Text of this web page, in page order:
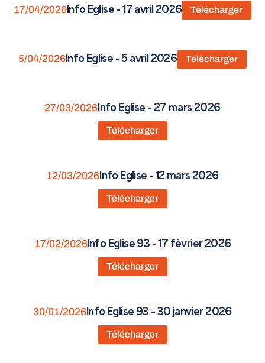
17/04/2026Info Eglise - 17 avril 2026 Télécharger
5/04/2026Info Eglise - 5 avril 2026 Télécharger
27/03/2026 Info Eglise - 27 mars 2026
Télécharger
12/03/2026 Info Eglise - 12 mars 2026
Télécharger
17/02/2026Info Eglise 93 - 17 février 2026
Télécharger
30/01/2026 Info Eglise 93 - 30 janvier 2026
Télécharger